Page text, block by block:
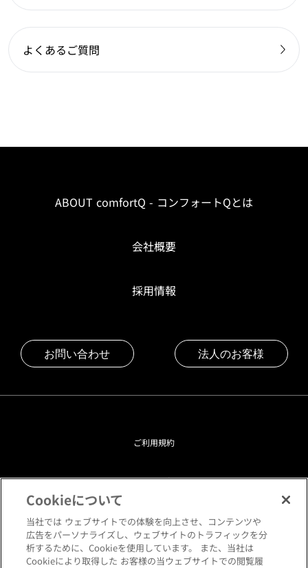
よくあるご質問
ABOUT comfortQ - コンフォートQとは
会社概要
採用情報
お問い合わせ 法人のお客様
ご利用規約
プライバシーポリシー
クッキーポリシー
閲覧環境について
Cookieについて
当社では ウェブサイトでの体験を向上させ、コンテンツや
広告をパーソナライズし、ウェブサイトのトラフィックを分
析するために、Cookieを使用しています。 また、当社は
Cookieにより取得した お客様の当ウェブサイトでの閲覧履